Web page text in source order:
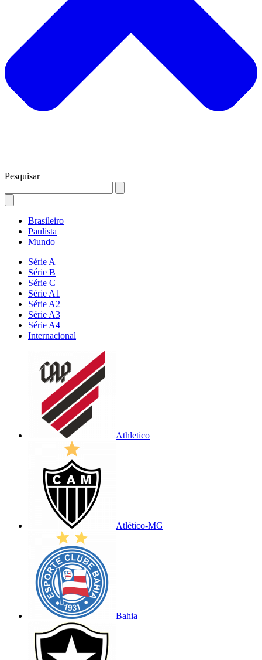
Pesquisar
Brasileiro
Paulista
Mundo
Série A
Série B
Série C
Série A1
Série A2
Série A3
Série A4
Internacional
Athletico
Atlético-MG
Bahia